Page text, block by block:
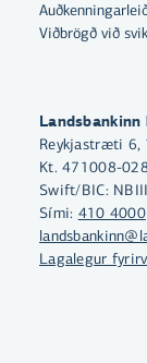
Með því
til þess
greina
Landsbankinn
Reykjastræti 6,
Kt. 471008-
Swift/BIC:
Sími: 410 4000
Lagalegur
Viðbrögð við